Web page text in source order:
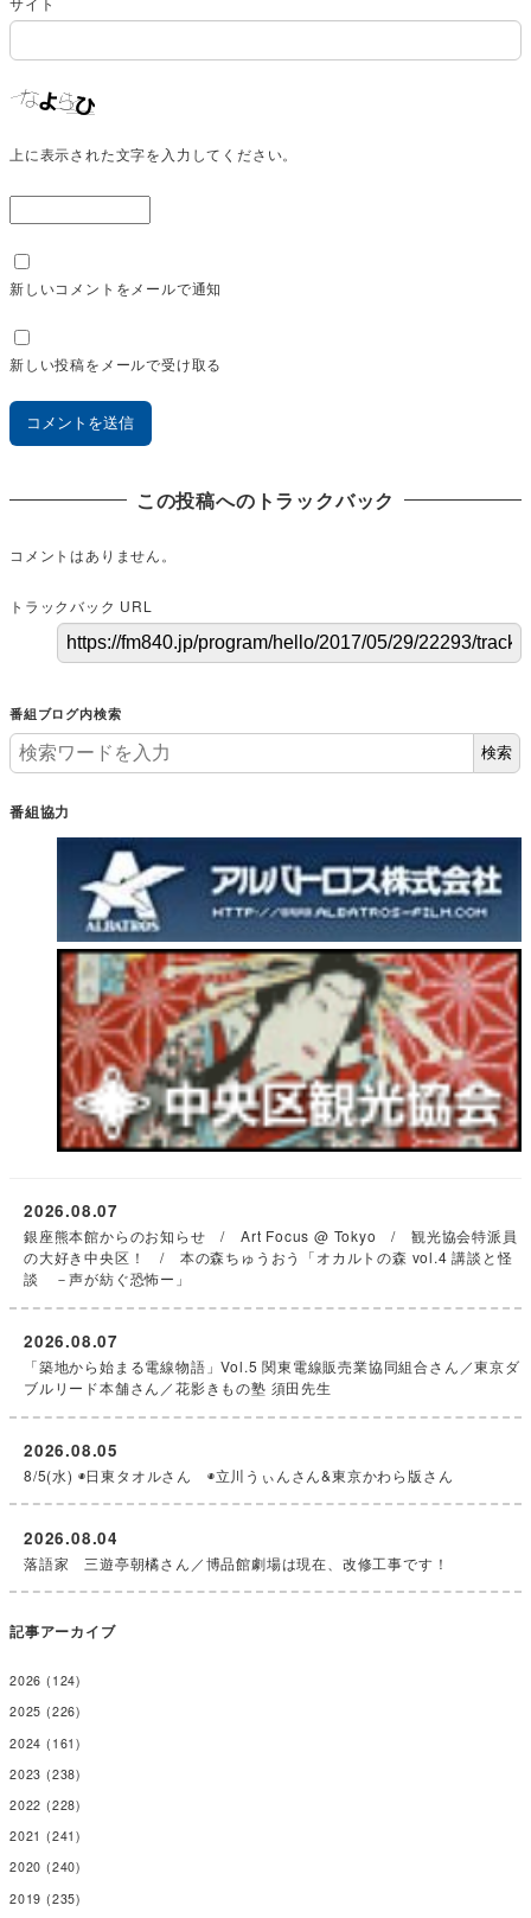
上に表示された文字を入力してください。
新しいコメントをメールで通知
新しい投稿をメールで受け取る
この投稿へのトラックバック
コメントはありません。
トラックバック URL
番組ブログ内検索
検索
番組協力
銀座熊本館からのお知らせ / Art Focus @ Tokyo / 観光協会特派員
の大好き中央区！ / 本の森ちゅうおう「オカルトの森 vol.4 講談と怪
談 －声が紡ぐ恐怖ー」
2026.08.07
「築地から始まる電線物語」Vol.5 関東電線販売業協同組合さん／東京ダ
ブルリード本舗さん／花影きもの塾 須田先生
2026.08.07
8/5(水) ◉日東タオルさん ◉立川うぃんさん&東京かわら版さん
2026.08.05
落語家 三遊亭朝橘さん／博品館劇場は現在、改修工事です！
2026.08.04
記事アーカイブ
2026 (124)
2025 (226)
2024 (161)
2023 (238)
2022 (228)
2021 (241)
2020 (240)
2019 (235)